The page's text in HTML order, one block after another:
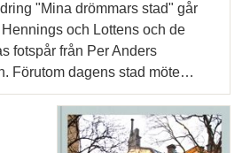
"Mina drömmars stad" går
och Lottens och de
fotspår från Per Anders
Förutom dagens stad möte…